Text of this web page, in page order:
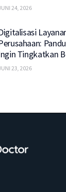
24, 2026
Tingkatkan
23, 2026